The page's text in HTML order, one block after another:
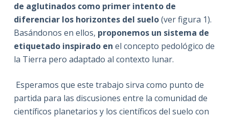
de aglutinados como primer intento de
diferenciar los horizontes del suelo(ver figura 1).
Basándonos en ellos, proponemos un sistema de
etiquetado inspirado en el concepto pedológico de
la Tierra pero adaptado al contexto lunar.
Esperamos que este trabajo sirva como punto de
partida para las discusiones entre la comunidad de
científicos planetarios y los científicos del suelo con